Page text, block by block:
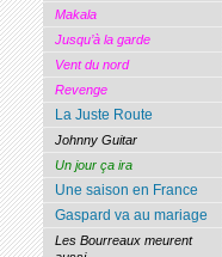
Makala
Jusqu’à la garde
Vent du nord
Revenge
La Juste Route
Johnny Guitar
Un jour ça ira
Une saison en France
Gaspard va au mariage
Les Bourreaux meurent